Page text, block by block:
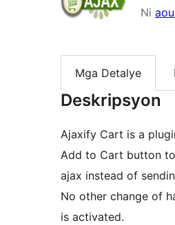
Ni
Mga Detalye
Deskripsyon
Ajaxify Cart is a
Add to Cart button
ajax instead of
No other change of
is activated.